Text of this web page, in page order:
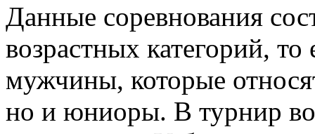
Данные соревнования
возрастных категорий,
мужчины, которые
но и юниоры. В турнир